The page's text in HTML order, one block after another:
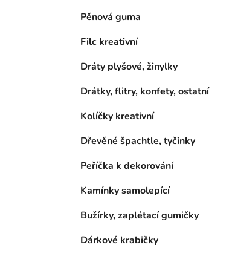
Pěnová guma
Filc kreativní
Dráty plyšové, žinylky
Drátky, flitry, konfety, ostatní
Kolíčky kreativní
Dřevěné špachtle, tyčinky
Peříčka k dekorování
Kamínky samolepící
Bužírky, zaplétací gumičky
Dárkové krabičky